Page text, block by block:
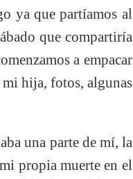
ya que partíamos al
que compartiría
a empacar
mi hija, fotos, algunas
una parte de mí, la
propia muerte en el